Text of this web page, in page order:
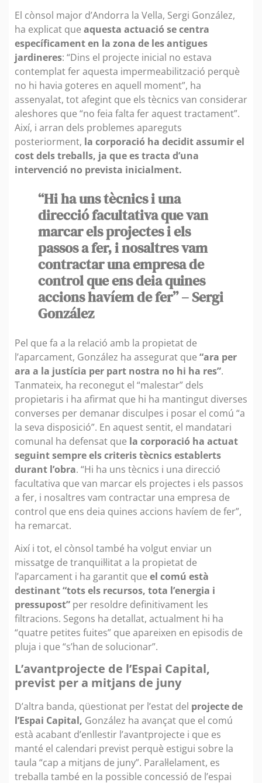
El cònsol major d’Andorra la Vella, Sergi González,
ha explicat que aquesta actuació se centra
específicament en la zona de les antigues
jardineres: “Dins el projecte inicial no estava
contemplat fer aquesta impermeabilització perquè
no hi havia goteres en aquell moment”, ha
assenyalat, tot afegint que els tècnics van considerar
aleshores que “no feia falta fer aquest tractament”.
Així, i arran dels problemes apareguts
posteriorment, la corporació ha decidit assumir el
cost dels treballs, ja que es tracta d’una
intervenció no prevista inicialment.
“Hi ha uns tècnics i una
direcció facultativa que van
marcar els projectes i els
passos a fer, i nosaltres vam
contractar una empresa de
control que ens deia quines
accions havíem de fer” – Sergi
González
Pel que fa a la relació amb la propietat de
l’aparcament, González ha assegurat que “ara per
ara a la justícia per part nostra no hi ha res”.
Tanmateix, ha reconegut el “malestar” dels
propietaris i ha afirmat que hi ha mantingut diverses
converses per demanar disculpes i posar el comú “a
la seva disposició”. En aquest sentit, el mandatari
comunal ha defensat que la corporació ha actuat
seguint sempre els criteris tècnics establerts
durant l’obra. “Hi ha uns tècnics i una direcció
facultativa que van marcar els projectes i els passos
a fer, i nosaltres vam contractar una empresa de
control que ens deia quines accions havíem de fer”,
ha remarcat.
Així i tot, el cònsol també ha volgut enviar un
missatge de tranquil·litat a la propietat de
l’aparcament i ha garantit que el comú està
destinant “tots els recursos, tota l’energia i
pressupost” per resoldre definitivament les
filtracions. Segons ha detallat, actualment hi ha
“quatre petites fuites” que apareixen en episodis de
pluja i que “s’han de solucionar”.
L’avantprojecte de l’Espai Capital,
previst per a mitjans de juny
D’altra banda, qüestionat per l’estat del projecte de
l’Espai Capital, González ha avançat que el comú
està acabant d’enllestir l’avantprojecte i que es
manté el calendari previst perquè estigui sobre la
taula “cap a mitjans de juny”. Paral·lelament, es
treballa també en la possible concessió de l’espai